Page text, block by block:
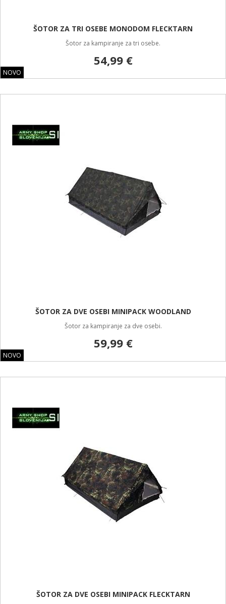
NOVO
ŠOTOR ZA TRI OSEBE MONODOM FLECKTARN
Šotor za kampiranje za tri osebe.
54,99 €
NOVO
ŠOTOR ZA DVE OSEBI MINIPACK WOODLAND
Šotor za kampiranje za dve osebi.
59,99 €
ŠOTOR ZA DVE OSEBI MINIPACK FLECKTARN